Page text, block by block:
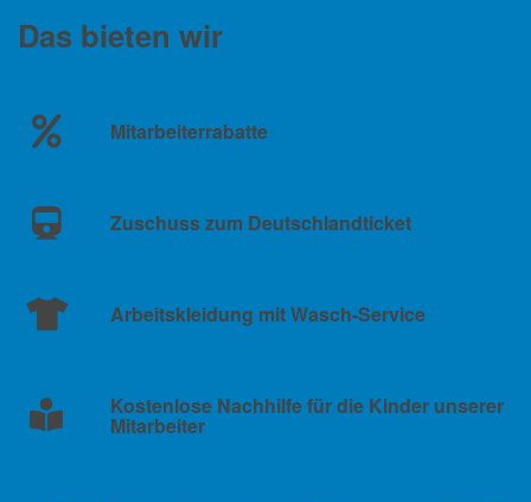
Das bieten wir
Mitarbeiterrabatte
Zuschuss zum Deutschlandticket
Arbeitskleidung mit Wasch-Service
Kostenlose Nachhilfe für die Kinder unserer
Mitarbeiter